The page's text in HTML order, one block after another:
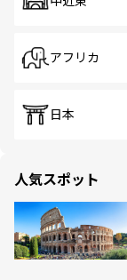
アフリカ
日本
人気スポット